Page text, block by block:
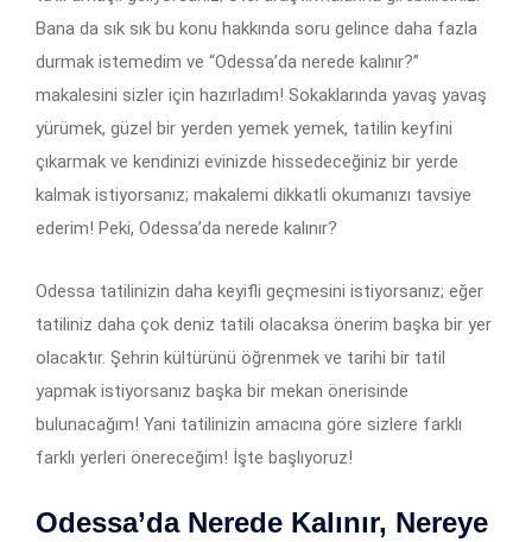
Bana da sık sık bu konu hakkında soru gelince daha fazla
durmak istemedim ve “Odessa’da nerede kalınır?”
makalesini sizler için hazırladım! Sokaklarında yavaş yavaş
yürümek, güzel bir yerden yemek yemek, tatilin keyfini
çıkarmak ve kendinizi evinizde hissedeceğiniz bir yerde
kalmak istiyorsanız; makalemi dikkatli okumanızı tavsiye
ederim! Peki, Odessa’da nerede kalınır?
Odessa tatilinizin daha keyifli geçmesini istiyorsanız; eğer
tatiliniz daha çok deniz tatili olacaksa önerim başka bir yer
olacaktır. Şehrin kültürünü öğrenmek ve tarihi bir tatil
yapmak istiyorsanız başka bir mekan önerisinde
bulunacağım! Yani tatilinizin amacına göre sizlere farklı
farklı yerleri önereceğim! İşte başlıyoruz!
Odessa’da Nerede Kalınır, Nereye